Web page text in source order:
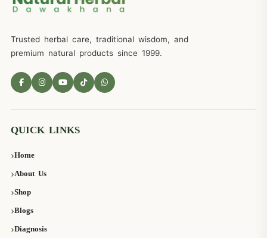
Trusted herbal care, traditional wisdom, and
premium natural products since 1999.
QUICK LINKS
Home
About Us
Shop
Blogs
Diagnosis